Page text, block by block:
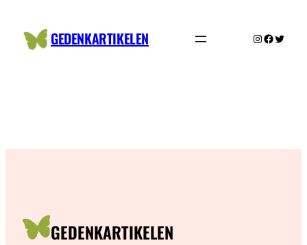
GEDENKARTIKELEN Instagram
Twitter
GEDENKARTIKELEN